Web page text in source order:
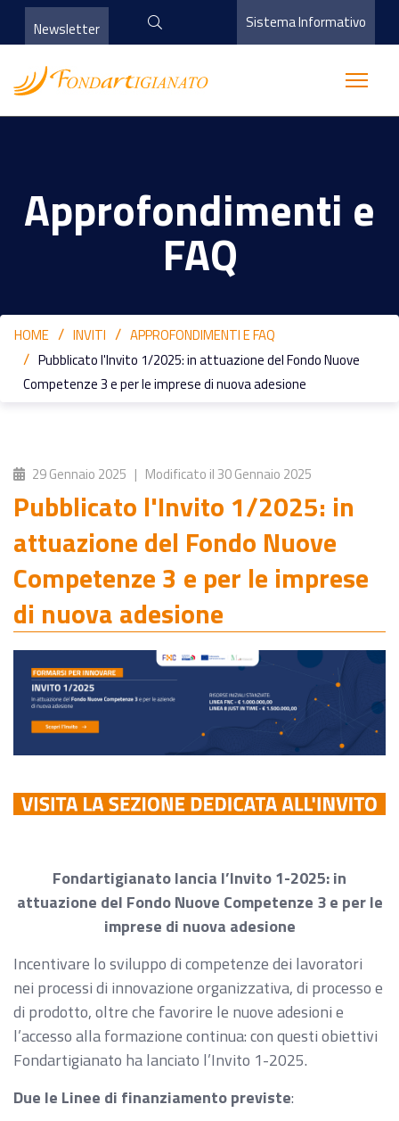
Newsletter Sistema Informativo
Approfondimenti e
FAQ
HOME INVITI
APPROFONDIMENTI E FAQ
Pubblicato l'Invito 1/2025: in attuazione del Fondo Nuove
Competenze 3 e per le imprese di nuova adesione
29 Gennaio 2025 | Modificato il30 Gennaio 2025
Pubblicato l'Invito 1/2025: in
attuazione del Fondo Nuove
Competenze 3 e per le imprese
di nuova adesione
Fondartigianato lancia l’Invito 1-2025: in
attuazione del Fondo Nuove Competenze 3 e per le
imprese di nuova adesione
Incentivare lo sviluppo di competenze dei lavoratori
nei processi di innovazione organizzativa, di processo e
di prodotto, oltre che favorire le nuove adesioni e
l’accesso alla formazione continua: con questi obiettivi
Fondartigianato ha lanciato l’Invito 1-2025.
Due le Linee di finanziamento previste: